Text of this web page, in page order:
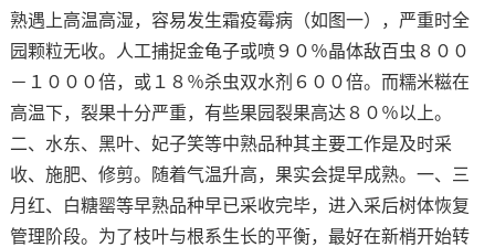
熟遇上高温高湿，容易发生霜疫霉病（如图一），严重时全
园颗粒无收。人工捕捉金龟子或喷９０％晶体敌百虫８００
－１０００倍，或１８％杀虫双水剂６００倍。而糯米糍在
高温下，裂果十分严重，有些果园裂果高达８０％以上。
二、水东、黑叶、妃子笑等中熟品种其主要工作是及时采
收、施肥、修剪。随着气温升高，果实会提早成熟。一、三
月红、白糖罂等早熟品种早已采收完毕，进入采后树体恢复
管理阶段。为了枝叶与根系生长的平衡，最好在新梢开始转